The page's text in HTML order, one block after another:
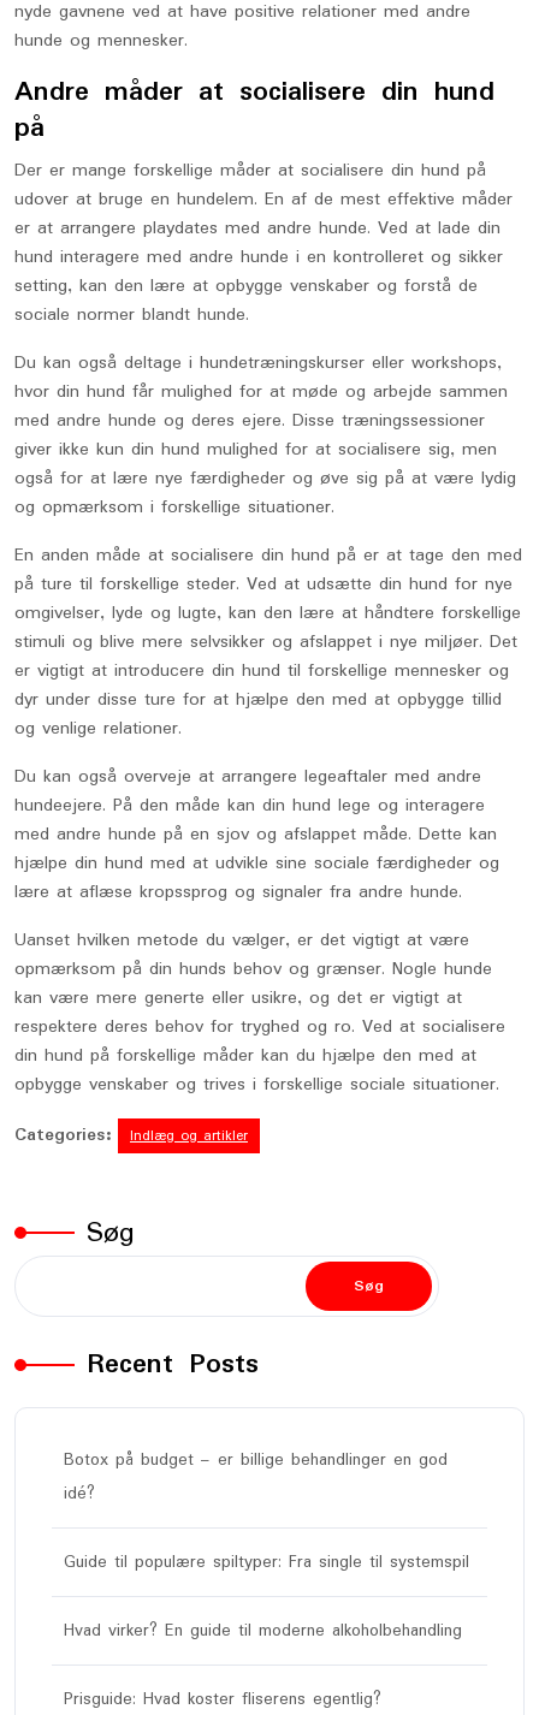
nyde gavnene ved at have positive relationer med andre
hunde og mennesker.
Andre måder at socialisere din hund
på
Der er mange forskellige måder at socialisere din hund på
udover at bruge en hundelem. En af de mest effektive måder
er at arrangere playdates med andre hunde. Ved at lade din
hund interagere med andre hunde i en kontrolleret og sikker
setting, kan den lære at opbygge venskaber og forstå de
sociale normer blandt hunde.
Du kan også deltage i hundetræningskurser eller workshops,
hvor din hund får mulighed for at møde og arbejde sammen
med andre hunde og deres ejere. Disse træningssessioner
giver ikke kun din hund mulighed for at socialisere sig, men
også for at lære nye færdigheder og øve sig på at være lydig
og opmærksom i forskellige situationer.
En anden måde at socialisere din hund på er at tage den med
på ture til forskellige steder. Ved at udsætte din hund for nye
omgivelser, lyde og lugte, kan den lære at håndtere forskellige
stimuli og blive mere selvsikker og afslappet i nye miljøer. Det
er vigtigt at introducere din hund til forskellige mennesker og
dyr under disse ture for at hjælpe den med at opbygge tillid
og venlige relationer.
Du kan også overveje at arrangere legeaftaler med andre
hundeejere. På den måde kan din hund lege og interagere
med andre hunde på en sjov og afslappet måde. Dette kan
hjælpe din hund med at udvikle sine sociale færdigheder og
lære at aflæse kropssprog og signaler fra andre hunde.
Uanset hvilken metode du vælger, er det vigtigt at være
opmærksom på din hunds behov og grænser. Nogle hunde
kan være mere generte eller usikre, og det er vigtigt at
respektere deres behov for tryghed og ro. Ved at socialisere
din hund på forskellige måder kan du hjælpe den med at
opbygge venskaber og trives i forskellige sociale situationer.
Categories:
Indlæg og artikler
Søg
Søg
Recent Posts
Botox på budget – er billige behandlinger en god
idé?
Guide til populære spiltyper: Fra single til systemspil
Hvad virker? En guide til moderne alkoholbehandling
Prisguide: Hvad koster fliserens egentlig?